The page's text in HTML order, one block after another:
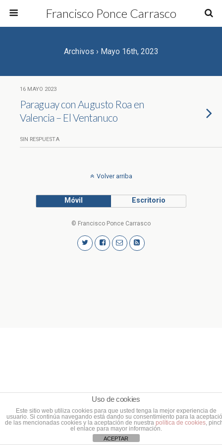
Francisco Ponce Carrasco
Archivos › Mayo 16th, 2023
16 MAYO 2023
Paraguay con Augusto Roa en
Valencia – El Ventanuco
SIN RESPUESTA
Volver arriba
Móvil Escritorio
© Francisco Ponce Carrasco
Uso de cookies
Este sitio web utiliza cookies para que usted tenga la mejor experiencia de
usuario. Si continúa navegando está dando su consentimiento para la
de las mencionadas cookies y la aceptación de nuestra política de cookies,
el enlace para mayor información.
ACEPTAR